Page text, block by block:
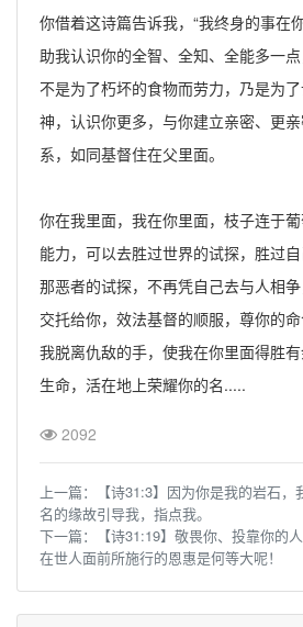
你借着这诗篇告诉我，“我终身的事在
助我认识你的全智、全知、全能多一
不是为了朽坏的食物而劳力，乃是为
神，认识你更多，与你建立亲密、更
系，如同基督住在父里面。
你在我里面，我在你里面，枝子连于
能力，可以去胜过世界的试探，胜过
那恶者的试探，不再凭自己去与人相
交托给你，效法基督的顺服，尊你的
我脱离仇敌的手，使我在你里面得胜
生命，活在地上荣耀你的名.....
2092
上一篇：
【诗31:3】因为你是我的岩石
名的缘故引导我，指点我。
下一篇：
【诗31:19】敬畏你、投靠你的
在世人面前所施行的恩惠是何等大呢！